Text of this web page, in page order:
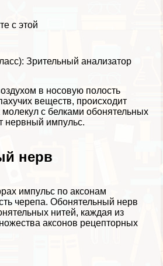
с этой
Зрительный анализатор
в носовую полость
веществ, происходит
молекул с белками обонятельных
нервный импульс.
нерв
импульс по аксонам
черепа. Обонятельный нерв
нитей, каждая из
аксонов рецепторных